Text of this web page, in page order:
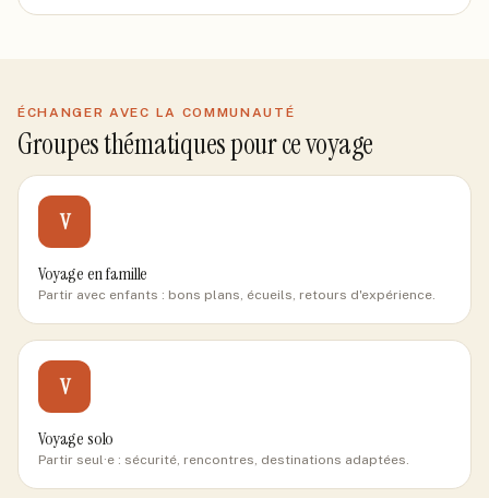
ÉCHANGER AVEC LA COMMUNAUTÉ
Groupes thématiques pour ce voyage
V
Voyage en famille
Partir avec enfants : bons plans, écueils, retours d'expérience.
V
Voyage solo
Partir seul·e : sécurité, rencontres, destinations adaptées.